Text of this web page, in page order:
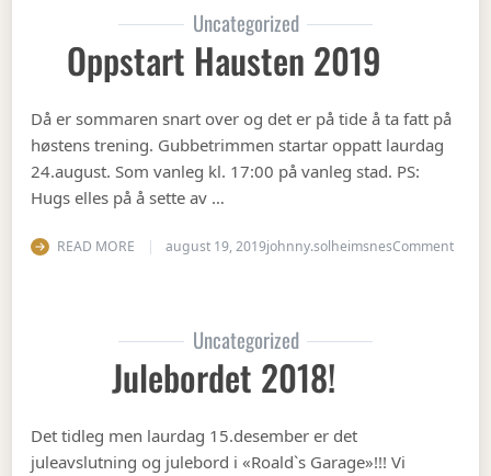
Uncategorized
Oppstart Hausten 2019
Då er sommaren snart over og det er på tide å ta fatt på
høstens trening. Gubbetrimmen startar oppatt laurdag
24.august. Som vanleg kl. 17:00 på vanleg stad. PS:
Hugs elles på å sette av …
READ MORE august 19, 2019johnny.solheimsnesCommenton
Uncategorized
Julebordet 2018!
Det tidleg men laurdag 15.desember er det
juleavslutning og julebord i «Roald`s Garage»!!! Vi